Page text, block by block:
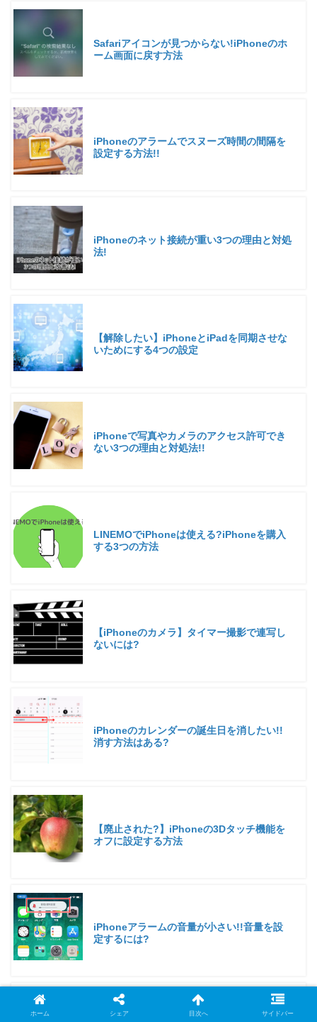
Safariアイコンが見つからない!iPhoneのホ
ーム画面に戻す方法
iPhoneのアラームでスヌーズ時間の間隔を
設定する方法!!
iPhoneのネット接続が重い3つの理由と対処
法!
【解除したい】iPhoneとiPadを同期させな
いためにする4つの設定
iPhoneで写真やカメラのアクセス許可でき
ない3つの理由と対処法!!
LINEMOでiPhoneは使える?iPhoneを購入
する3つの方法
【iPhoneのカメラ】タイマー撮影で連写し
ないには?
iPhoneのカレンダーの誕生日を消したい!!
消す方法はある?
【廃止された?】iPhoneの3Dタッチ機能を
オフに設定する方法
iPhoneアラームの音量が小さい!!音量を設
定するには?
ホーム シェア 目次へ サイドバー